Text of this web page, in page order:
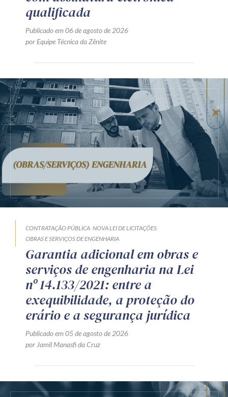
qualificada
Publicado em 06 de agosto de 2026
por Equipe Técnica da Zênite
CONTRATAÇÃO PÚBLICA NOVA LEI DE LICITAÇÕES
OBRAS E SERVIÇOS DE ENGENHARIA
Garantia adicional em obras e
serviços de engenharia na Lei
nº 14.133/2021: entre a
exequibilidade, a proteção do
erário e a segurança jurídica
Publicado em 05 de agosto de 2026
por Jamil Manasfi da Cruz